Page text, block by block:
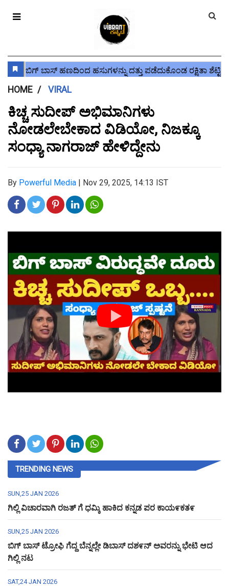
HOME VIRAL
ಕಿಚ್ಚ ಸುದೀಪ್ ಅಭಿಮಾನಿಗಳು
ನೋಡಲೇಬೇಕಾದ ವಿಡಿಯೋ, ನಿಜಕ್ಕೂ
ಸಂಧ್ಯಾ ನಾಗರಾಜ್ ಹೇಳಿದ್ದೇನು
By Powerful Media | Nov 29, 2025, 14:13 IST
TRENDING NEWS
SUN,25 JAN 2026
ಗಿಲ್ಲಿ ವಿಚಾರವಾಗಿ ರಜತ್ ಗೆ ಧಮ್ಕಿ ಹಾಕಿದ ಕನ್ನಡ ಪರ ಕಾಯ೯ಕತ೯
SUN,25 JAN 2026
ಬಿಗ್ ಬಾಸ್ ಟ್ರೋಫಿ ಗೆದ್ದ ಬೆನ್ನಲ್ಲೇ ಡಿಬಾಸ್ ದಶ೯ನ್ ಅವರನ್ನು ಭೇಟಿ ಆದ
ಗಿಲ್ಲಿ ನಟ
SAT,24 JAN 2026